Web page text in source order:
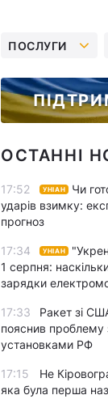
ПОСЛУГИ
ОСТАННІ
17:52 УНІАН
Чи
ударів взимку:
прогноз
17:34 УНІАН
1 серпня:
зарядки
17:33
Ракет зі
пояснив проблему
установками РФ
17:15
Не
яка була перша